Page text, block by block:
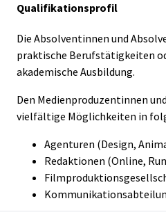
Qualifikationsprofil
Die Absolventinnen und
praktische Berufstätigkeiten
akademische Ausbildung.
Den Medienproduzentinnen
vielfältige Möglichkeiten in
Agenturen (Design,
Redaktionen (Online,